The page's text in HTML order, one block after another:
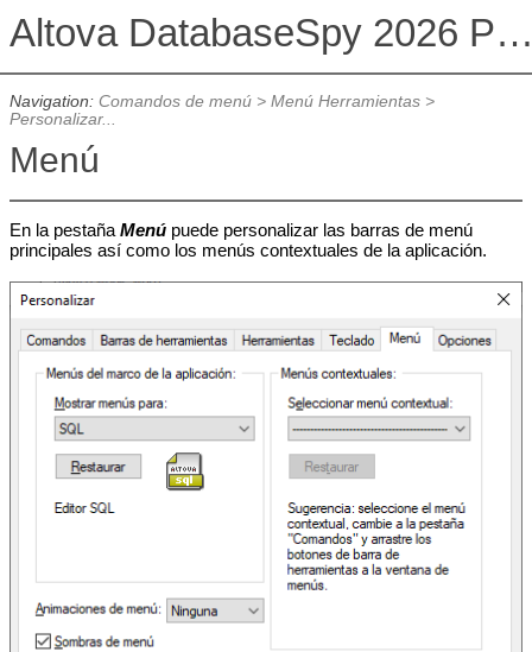
Altova DatabaseSpy 2026
Navigation: Comandos de menú> Menú Herramientas>
Personalizar...
Menú
En la pestaña Menúpuede personalizar las barras de menú
principales así como los menús contextuales de la aplicación.